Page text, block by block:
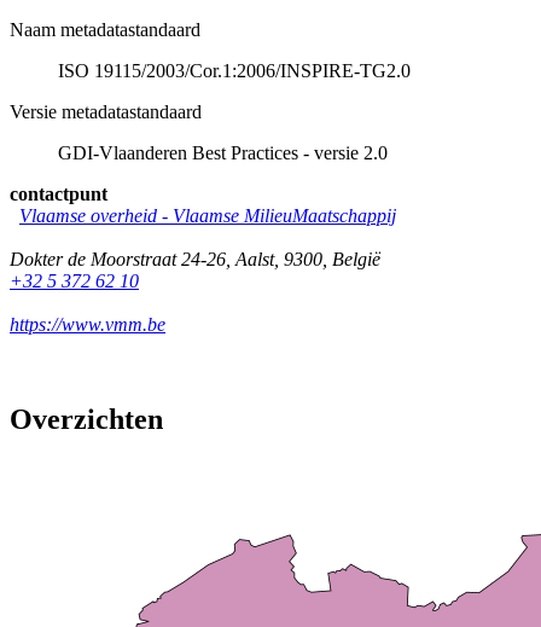
Naam metadatastandaard
ISO 19115/2003/Cor.1:2006/INSPIRE-TG2.0
Versie metadatastandaard
GDI-Vlaanderen Best Practices - versie 2.0
contactpunt
Vlaamse overheid - Vlaamse MilieuMaatschappij
Dokter de Moorstraat 24-26 Aalst, 9300 België
+32 5 372 62 10
https://www.vmm.be
Overzichten